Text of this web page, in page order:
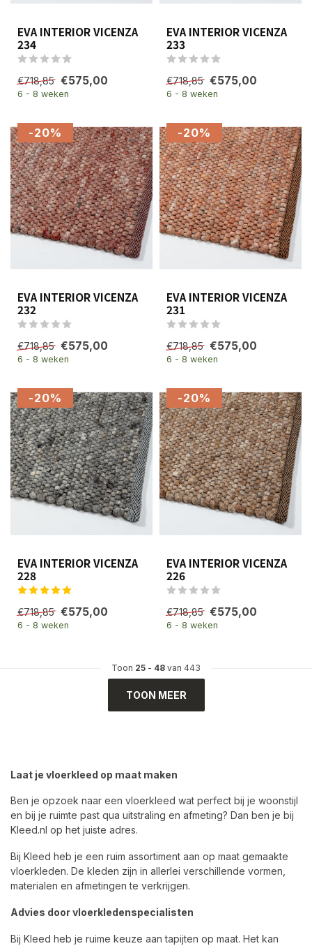
EVA INTERIOR VICENZA
234
€718,85 €575,00
6 - 8 weken
EVA INTERIOR VICENZA
233
€718,85 €575,00
6 - 8 weken
-20%
EVA INTERIOR VICENZA
232
€718,85 €575,00
6 - 8 weken
-20%
EVA INTERIOR VICENZA
231
€718,85 €575,00
6 - 8 weken
-20%
EVA INTERIOR VICENZA
228
€718,85 €575,00
6 - 8 weken
-20%
EVA INTERIOR VICENZA
226
€718,85 €575,00
6 - 8 weken
Toon 25 - 48 van 443
TOON MEER
Laat je vloerkleed op maat maken
Ben je opzoek naar een vloerkleed wat perfect bij je woonstijl
en bij je ruimte past qua uitstraling en afmeting? Dan ben je bij
Kleed.nl op het juiste adres.
Bij Kleed heb je een ruim assortiment aan op maat gemaakte
vloerkleden. De kleden zijn in allerlei verschillende vormen,
materialen en afmetingen te verkrijgen.
Advies door vloerkledenspecialisten
Bij Kleed heb je ruime keuze aan tapijten op maat. Het kan